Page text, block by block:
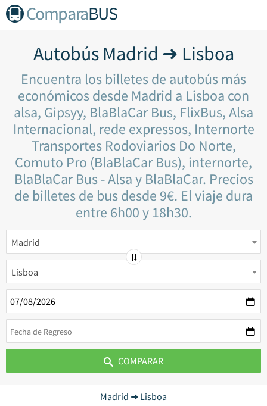
ComparaBUS
Autobús Madrid ➜ Lisboa
Encuentra los billetes de autobús más
económicos desde Madrid a Lisboa con
alsa, Gipsyy, BlaBlaCar Bus, FlixBus, Alsa
Internacional, rede expressos, Internorte
Transportes Rodoviarios Do Norte,
Comuto Pro (BlaBlaCar Bus), internorte,
BlaBlaCar Bus - Alsa y BlaBlaCar. Precios
de billetes de bus desde 9€. El viaje dura
entre 6h00 y 18h30.
Madrid
Lisboa
COMPARAR
Madrid ➜ Lisboa